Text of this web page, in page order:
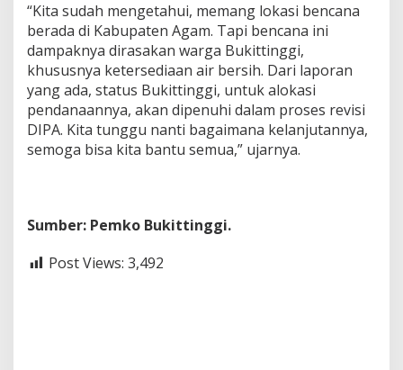
“Kita sudah mengetahui, memang lokasi bencana
berada di Kabupaten Agam. Tapi bencana ini
dampaknya dirasakan warga Bukittinggi,
khususnya ketersediaan air bersih. Dari laporan
yang ada, status Bukittinggi, untuk alokasi
pendanaannya, akan dipenuhi dalam proses revisi
DIPA. Kita tunggu nanti bagaimana kelanjutannya,
semoga bisa kita bantu semua,” ujarnya.
Sumber: Pemko Bukittinggi.
Post Views: 3,492